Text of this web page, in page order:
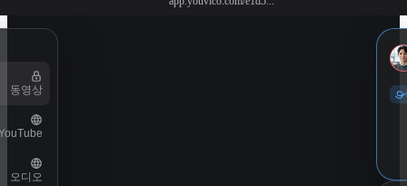
동영상
오디오